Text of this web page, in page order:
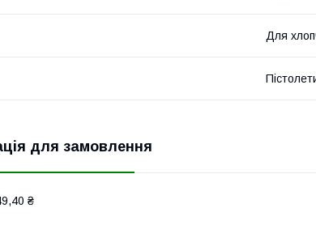
Для
для замовлення
₴